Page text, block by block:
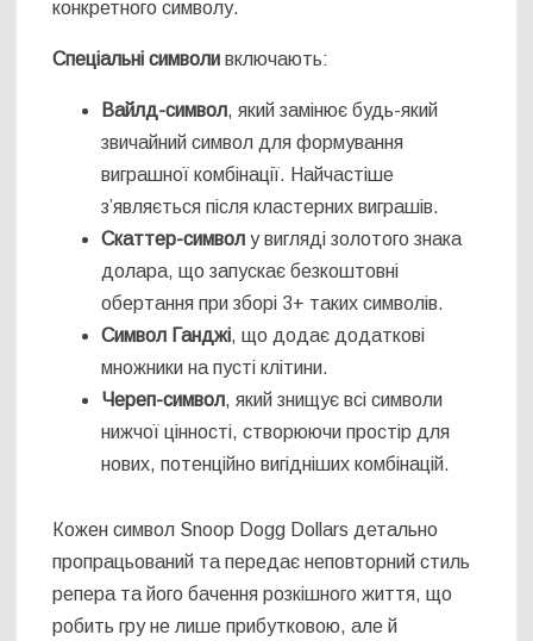
конкретного символу.
Спеціальні символи включають:
Вайлд-символ, який замінює будь-який
звичайний символ для формування
виграшної комбінації. Найчастіше
з’являється після кластерних виграшів.
Скаттер-символ у вигляді золотого знака
долара, що запускає безкоштовні
обертання при зборі 3+ таких символів.
Символ Ганджі, що додає додаткові
множники на пусті клітини.
Череп-символ, який знищує всі символи
нижчої цінності, створюючи простір для
нових, потенційно вигідніших комбінацій.
Кожен символ Snoop Dogg Dollars детально
пропрацьований та передає неповторний стиль
репера та його бачення розкішного життя, що
робить гру не лише прибутковою, але й